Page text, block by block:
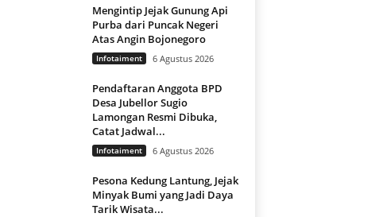
Mengintip Jejak Gunung Api
Purba dari Puncak Negeri
Atas Angin Bojonegoro
Infotaiment 6 Agustus 2026
Pendaftaran Anggota BPD
Desa Jubellor Sugio
Lamongan Resmi Dibuka,
Catat Jadwal...
Infotaiment 6 Agustus 2026
Pesona Kedung Lantung, Jejak
Minyak Bumi yang Jadi Daya
Tarik Wisata...